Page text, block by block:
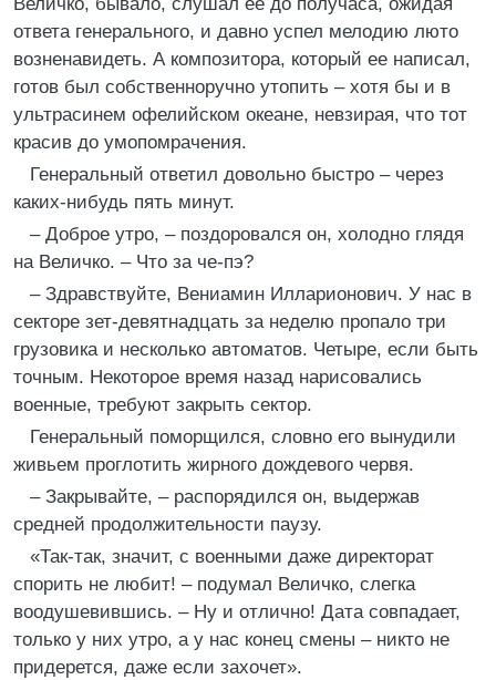
ответа генерального, и давно успел мелодию люто
возненавидеть. А композитора, который ее написал,
готов был собственноручно утопить – хотя бы и в
ультрасинем офелийском океане, невзирая, что тот
красив до умопомрачения.
Генеральный ответил довольно быстро – через
каких-нибудь пять минут.
– Доброе утро, – поздоровался он, холодно глядя
на Величко. – Что за че-пэ?
– Здравствуйте, Вениамин Илларионович. У нас в
секторе зет-девятнадцать за неделю пропало три
грузовика и несколько автоматов. Четыре, если быть
точным. Некоторое время назад нарисовались
военные, требуют закрыть сектор.
Генеральный поморщился, словно его вынудили
живьем проглотить жирного дождевого червя.
– Закрывайте, – распорядился он, выдержав
средней продолжительности паузу.
«Так-так, значит, с военными даже директорат
спорить не любит! – подумал Величко, слегка
воодушевившись. – Ну и отлично! Дата совпадает,
только у них утро, а у нас конец смены – никто не
придерется, даже если захочет».